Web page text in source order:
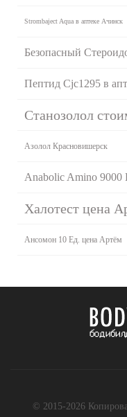
Strombaject Aqua в аптеке Ачинск
Безопасный
Пептид Cjc1295 в
Станозолол
Азолол Красновишерск
Anabolic Amino 9000
Халотест цена
Ансомон 10 Ед. цена Артём
© 2015-2026